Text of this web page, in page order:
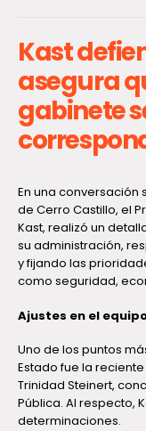
Kast
asegura
gabinete
En una conversación
de Cerro Castillo, el
Kast, realizó un
su administración,
y fijando las
como seguridad,
Ajustes en el
Uno de los puntos
Estado fue la
Trinidad Steinert,
Pública. Al respecto,
determinaciones.